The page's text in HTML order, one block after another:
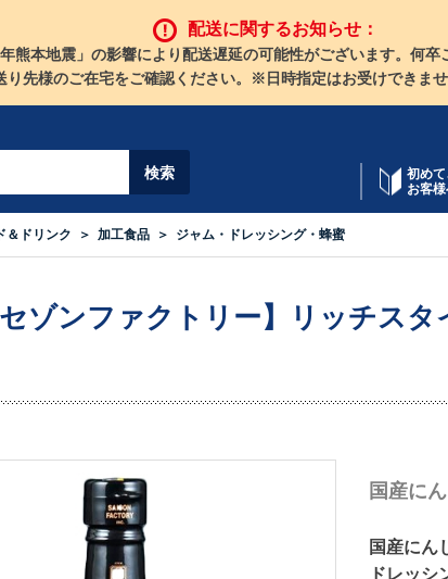
配送に関するお知らせ：
年熊本地震」の影響により配送遅延の可能性がございます。何卒
先様のご在宅をご確認ください。※日時指定はお受けできま
初め
お客
＆ドリンク 加工食品 ジャム・ドレッシング・蜂蜜
セゾンファクトリー】リッチス
国産に
国産にん
ドレッシ